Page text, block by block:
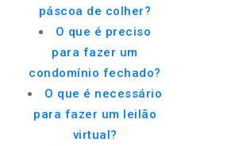
páscoa de colher?
O que é preciso
para fazer um
condomínio fechado?
O que é necessário
para fazer um leilão
virtual?